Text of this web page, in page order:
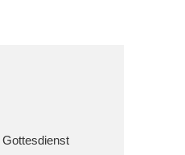
Gottesdienst